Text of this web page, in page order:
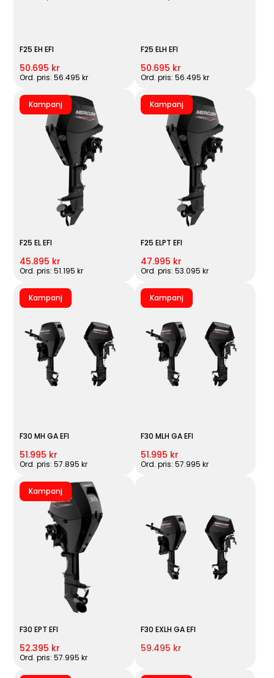
F25 EH EFI
50.695 kr
Ord. pris: 56.495 kr
F25 ELH EFI
50.695 kr
Ord. pris: 56.495 kr
Kampanj
F25 EL EFI
45.895 kr
Ord. pris: 51.195 kr
Kampanj
F25 ELPT EFI
47.995 kr
Ord. pris: 53.095 kr
Kampanj
F30 MH GA EFI
51.995 kr
Ord. pris: 57.895 kr
Kampanj
F30 MLH GA EFI
51.995 kr
Ord. pris: 57.995 kr
Kampanj
F30 EPT EFI
52.395 kr
Ord. pris: 57.995 kr
F30 EXLH GA EFI
59.495 kr